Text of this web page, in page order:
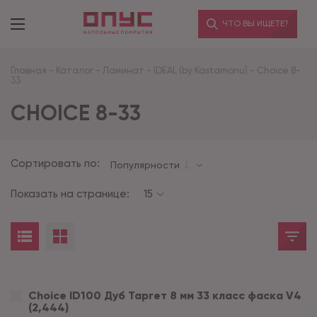
ЧТО ВЫ ИЩЕТЕ?
Главная - Каталог - Ламинат - IDEAL (by Kastamonu) - Choice 8-
33
CHOICE 8-33
Сортировать по: Популярности
Показать на странице: 15
Choice ID100 Дуб Таргет 8 мм 33 класс фаска V4
(2,444)